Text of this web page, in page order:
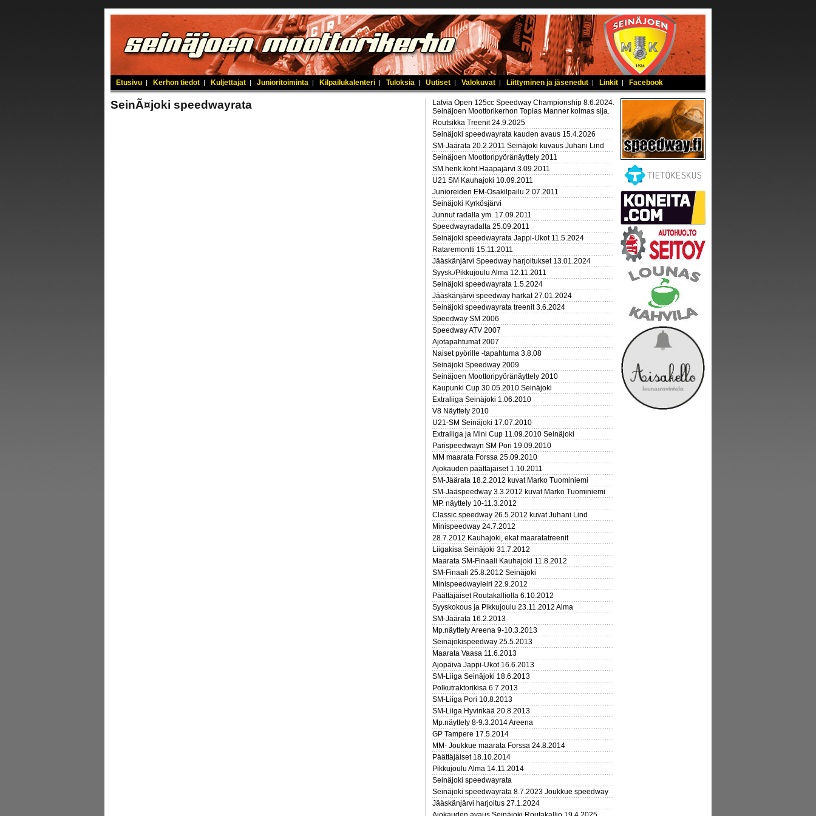
Etusivu | Kerhon tiedot | Kuljettajat | Junioritoiminta | Kilpailukalenteri | Tuloksia | Uutiset | Valokuvat | Liittyminen ja jäsenedut | Linkit | Facebook
SeinÃ¤joki speedwayrata
Latvia Open 125cc Speedway Championship 8.6.2024.
Seinäjoen Moottorikerhon Topias Manner kolmas sija.
Routsikka Treenit 24.9.2025
Seinäjoki speedwayrata kauden avaus 15.4.2026
SM-Jäärata 20.2.2011 Seinäjoki kuvaus Juhani Lind
Seinäjoen Moottoripyöränäyttely 2011
SM.henk.koht.Haapajärvi 3.09.2011
U21 SM Kauhajoki 10.09.2011
Junioreiden EM-Osakilpailu 2.07.2011
Seinäjoki Kyrkösjärvi
Junnut radalla ym. 17.09.2011
Speedwayradalta 25.09.2011
Seinäjoki speedwayrata Jappi-Ukot 11.5.2024
Rataremontti 15.11.2011
Jääskänjärvi Speedway harjoitukset 13.01.2024
Syysk./Pikkujoulu Alma 12.11.2011
Seinäjoki speedwayrata 1.5.2024
Jääskänjärvi speedway harkat 27.01.2024
Seinäjoki speedwayrata treenit 3.6.2024
Speedway SM 2006
Speedway ATV 2007
Ajotapahtumat 2007
Naiset pyörille -tapahtuma 3.8.08
Seinäjoki Speedway 2009
Seinäjoen Moottoripyöränäyttely 2010
Kaupunki Cup 30.05.2010 Seinäjoki
Extraliiga Seinäjoki 1.06.2010
V8 Näyttely 2010
U21-SM Seinäjoki 17.07.2010
Extraliiga ja Mini Cup 11.09.2010 Seinäjoki
Parispeedwayn SM Pori 19.09.2010
MM maarata Forssa 25.09.2010
Ajokauden päättäjäiset 1.10.2011
SM-Jäärata 18.2.2012 kuvat Marko Tuominiemi
SM-Jääspeedway 3.3.2012 kuvat Marko Tuominiemi
MP. näyttely 10-11.3.2012
Classic speedway 26.5.2012 kuvat Juhani Lind
Minispeedway 24.7.2012
28.7.2012 Kauhajoki, ekat maaratatreenit
Liigakisa Seinäjoki 31.7.2012
Maarata SM-Finaali Kauhajoki 11.8.2012
SM-Finaali 25.8.2012 Seinäjoki
Minispeedwayleiri 22.9.2012
Päättäjäiset Routakalliolla 6.10.2012
Syyskokous ja Pikkujoulu 23.11.2012 Alma
SM-Jäärata 16.2.2013
Mp.näyttely Areena 9-10.3.2013
Seinäjokispeedway 25.5.2013
Maarata Vaasa 11.6.2013
Ajopäivä Jappi-Ukot 16.6.2013
SM-Liiga Seinäjoki 18.6.2013
Polkutraktorikisa 6.7.2013
SM-Liiga Pori 10.8.2013
SM-Liiga Hyvinkää 20.8.2013
Mp.näyttely 8-9.3.2014 Areena
GP Tampere 17.5.2014
MM- Joukkue maarata Forssa 24.8.2014
Päättäjäiset 18.10.2014
Pikkujoulu Alma 14.11.2014
Seinäjoki speedwayrata
Seinäjoki speedwayrata 8.7.2023 Joukkue speedway
Jääskänjärvi harjoitus 27.1.2024